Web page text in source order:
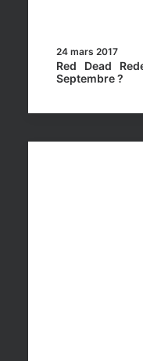
24 mars 2017
Red Dead
Septembre ?